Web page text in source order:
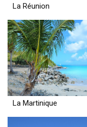
La Réunion
La Martinique